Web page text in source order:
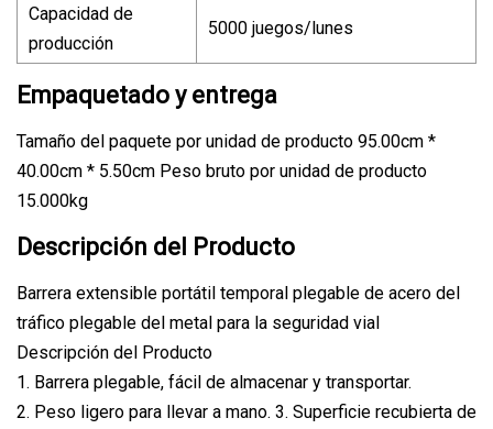
Capacidad de
producción
5000 juegos/lunes
Empaquetado y entrega
Tamaño del paquete por unidad de producto 95.00cm *
40.00cm * 5.50cm Peso bruto por unidad de producto
15.000kg
Descripción del Producto
Barrera extensible portátil temporal plegable de acero del
tráfico plegable del metal para la seguridad vial
Descripción del Producto
1. Barrera plegable, fácil de almacenar y transportar.
2. Peso ligero para llevar a mano. 3. Superficie recubierta de